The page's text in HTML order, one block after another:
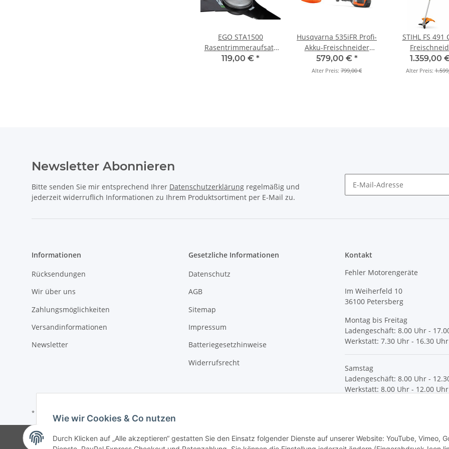
EGO STA1500
Rasentrimmeraufsatz
für PH1400E
119,00 € *
Husqvarna 535iFR Profi-
Akku-Freischneider
(Grundgerät)
579,00 € *
Alter Preis: 799,00 €
STIHL FS 491
1.359,00
Alter Preis:
Newsletter Abonnieren
Bitte senden Sie mir entsprechend Ihrer Datenschutzerklärung regelmäßig und
jederzeit widerruflich Informationen zu Ihrem Produktsortiment per E-Mail zu.
Informationen
Rücksendungen
Wir über uns
Zahlungsmöglichkeiten
Versandinformationen
Newsletter
Gesetzliche Informationen
Datenschutz
AGB
Sitemap
Impressum
Batteriegesetzhinweise
Widerrufsrecht
Kontakt
Fehler Motorengeräte
Im Weiherfeld 10
36100 Petersberg
Montag bis Freitag
Ladengeschäft: 8.00 Uhr -
Werkstatt: 7.30 Uhr - 16.30 Uhr
Samstag
Ladengeschäft: 8.00 Uhr -
Werkstatt: 8.00 Uhr - 12.00 Uhr
* Alle Preise inkl. gesetzlicher USt., zzgl.
© Fehler Motorgeräte
Wie wir Cookies & Co nutzen
Durch Klicken auf „Alle akzeptieren“ gestatten Sie den Einsatz folgender Dienste auf unserer Website: YouTube, Vimeo,